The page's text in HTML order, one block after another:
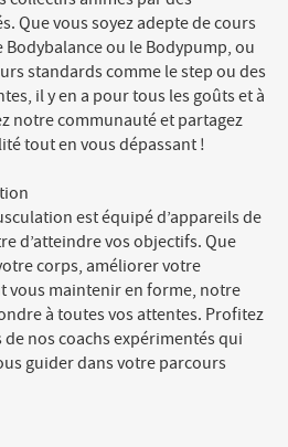
Que vous soyez adepte de cours
Bodybalance ou le Bodypump, ou
standards comme le step ou des
il y en a pour tous les goûts et à
notre communauté et partagez
tout en vous dépassant !
est équipé d’appareils de
d’atteindre vos objectifs. Que
corps, améliorer votre
vous maintenir en forme, notre
à toutes vos attentes. Profitez
nos coachs expérimentés qui
guider dans votre parcours